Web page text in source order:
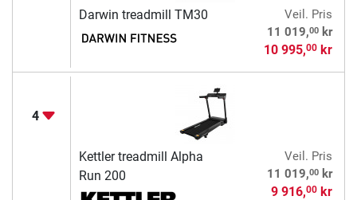
Darwin treadmill TM30
Veil. Pris
11 019,00kr
10 995,00kr
4
Kettler treadmill Alpha
Run 200
Veil. Pris
11 019,00kr
9 916,00kr